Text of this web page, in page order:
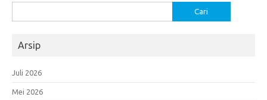
untuk:
Arsip
Juli 2026
Mei 2026